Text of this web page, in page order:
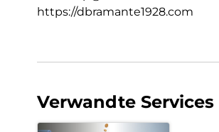
https://dbramante1928.com
Verwandte Services